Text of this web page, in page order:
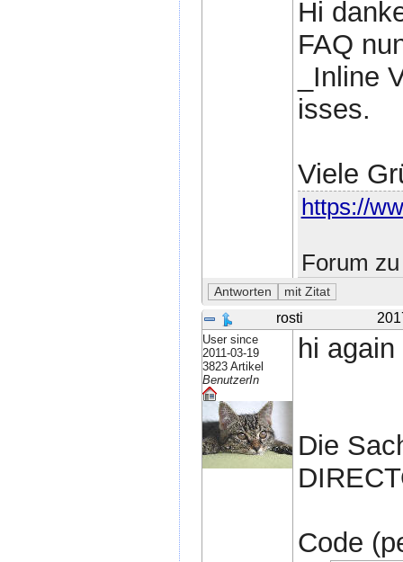
Hi
FAQ
_Inline
isses.
Viele
https://
Forum
rosti
User since
2011-03-19
3823 Artikel
BenutzerIn
hi again
Die
Code